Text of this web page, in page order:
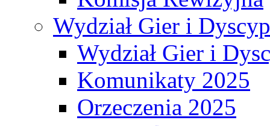
Wydział Gier i
Wydział Gier i
Komunikaty 2025
Orzeczenia 2025